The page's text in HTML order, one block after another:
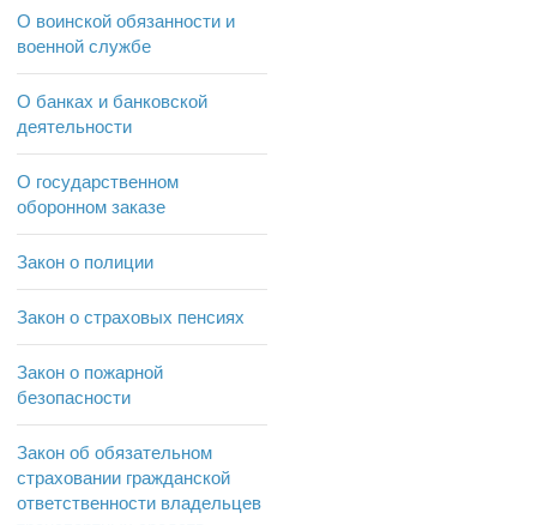
О воинской обязанности и
военной службе
О банках и банковской
деятельности
О государственном
оборонном заказе
Закон о полиции
Закон о страховых пенсиях
Закон о пожарной
безопасности
Закон об обязательном
страховании гражданской
ответственности владельцев